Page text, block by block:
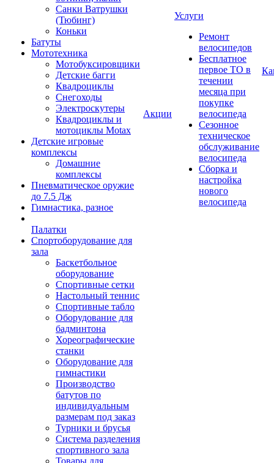
Санки Ватрушки
(Тюбинг)
Коньки
Батуты
Мототехника
Мотобуксировщики
Детские багги
Квадроциклы
Снегоходы
Электроскутеры
Квадроциклы и
мотоциклы Motax
Детские игровые
комплексы
Домашние
комплексы
Пневматическое оружие
до 7.5 Дж
Гимнастика, разное
Палатки
Спортоборудование для
зала
Баскетбольное
оборудование
Спортивные сетки
Настольный теннис
Спортивные табло
Оборудование для
бадминтона
Хореографические
станки
Оборудование для
гимнастики
Производство
батутов по
индивидуальным
размерам под заказ
Турники и брусья
Система разделения
спортивного зала
Товары для
Акции
Услуги
Ремонт
велосипедов
Бесплатное
первое ТО в
течении
месяца при
покупке
велосипеда
Сезонное
техническое
обслуживание
велосипеда
Сборка и
настройка
нового
велосипеда